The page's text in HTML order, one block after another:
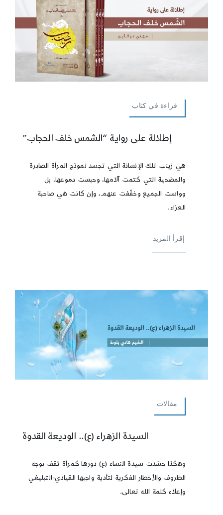
قراءة في كتاب
إطلالة على رواية “الشمس خلف الحجاب”
هي زينب تلك الإنسانة التي تجسد نموذج المرأة الصابرة
والمضحية التي كتمت آلامها، وحبست دموعها، بل
وواست الجميع وخفّفت عنهم، وإن كانت هي صاحبة
العزاء.
إقرأ المزيد
مقالات
السيدة الزهراء (ع).. الوديعة القدوة
وهكذا جسّدت سيدة النساء (ع) دورها كمرأة تقف بوجه
الظروف والأخطار الفكرية لتأدية واجبها القيادي-التبليغي
وإعلاء كلمة الله تعالى.